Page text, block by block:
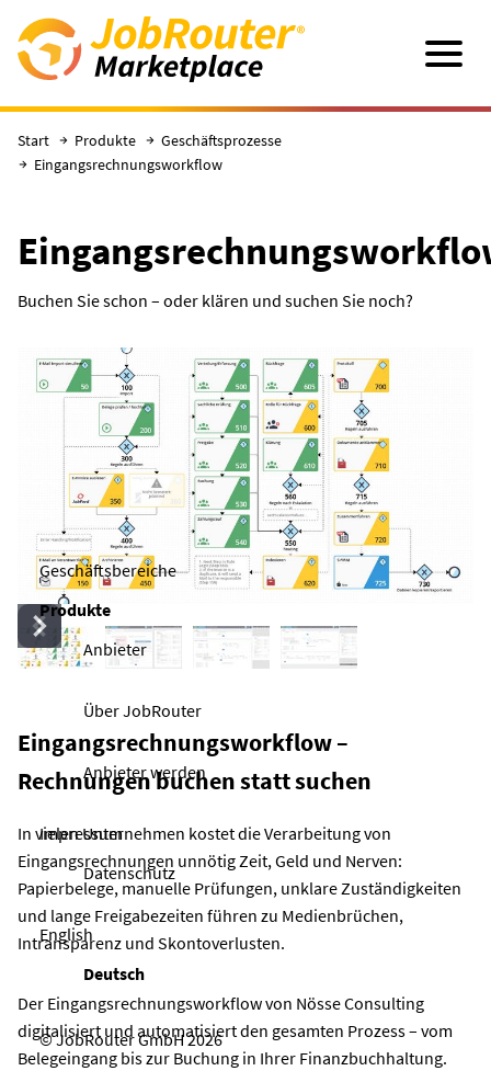
Direkt zum Hauptinhalt
Geschäftsbereiche
Produkte
Anbieter
Über JobRouter
Anbieter werden
Impressum
Datenschutz
English
Deutsch
© JobRouter GmbH 2026
Start Produkte
Geschäftsprozesse
Eingangsrechnungsworkflow
Buchen Sie schon – oder klären und suchen Sie noch?
Eingangsrechnungsworkflow –
Rechnungen buchen statt suchen
In vielen Unternehmen kostet die Verarbeitung von
Eingangsrechnungen unnötig Zeit, Geld und Nerven:
Papierbelege, manuelle Prüfungen, unklare Zuständigkeiten
und lange Freigabezeiten führen zu Medienbrüchen,
Intransparenz und Skontoverlusten.
Der Eingangsrechnungsworkflow von Nösse Consulting
digitalisiert und automatisiert den gesamten Prozess – vom
Belegeingang bis zur Buchung in Ihrer Finanzbuchhaltung.